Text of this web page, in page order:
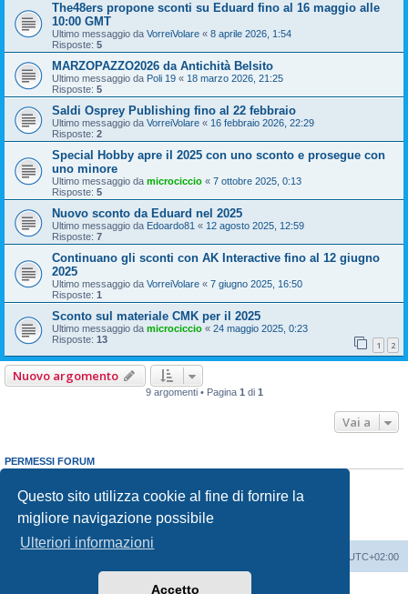
Questo sito utilizza cookie al fine di fornire la
migliore navigazione possibile
Ulteriori informazioni
Accetto
The48ers propone sconti su Eduard fino al 16 maggio alle
10:00 GMT
Ultimo messaggio da VorreiVolare « 8 aprile 2026, 1:54
Risposte: 5
MARZOPAZZO2026 da Antichità Belsito
Ultimo messaggio da Poli 19 « 18 marzo 2026, 21:25
Risposte: 5
Saldi Osprey Publishing fino al 22 febbraio
Ultimo messaggio da VorreiVolare « 16 febbraio 2026, 22:29
Risposte: 2
Special Hobby apre il 2025 con uno sconto e prosegue con
uno minore
Ultimo messaggio da microciccio « 7 ottobre 2025, 0:13
Risposte: 5
Nuovo sconto da Eduard nel 2025
Ultimo messaggio da Edoardo81 « 12 agosto 2025, 12:59
Risposte: 7
Continuano gli sconti con AK Interactive fino al 12 giugno
2025
Ultimo messaggio da VorreiVolare « 7 giugno 2025, 16:50
Risposte: 1
Sconto sul materiale CMK per il 2025
Ultimo messaggio da microciccio « 24 maggio 2025, 0:23
Risposte: 13 1 2
Nuovo argomento
9 argomenti • Pagina 1 di 1
Vai a
PERMESSI FORUM
Non puoirispondere negli argomenti
Non puoimodificare i tuoi messaggi
Non puoicancellare i tuoi messaggi
Non puoi
inviare allegati
UTC+02:00
phpBB® Forum Software © phpBB Limited